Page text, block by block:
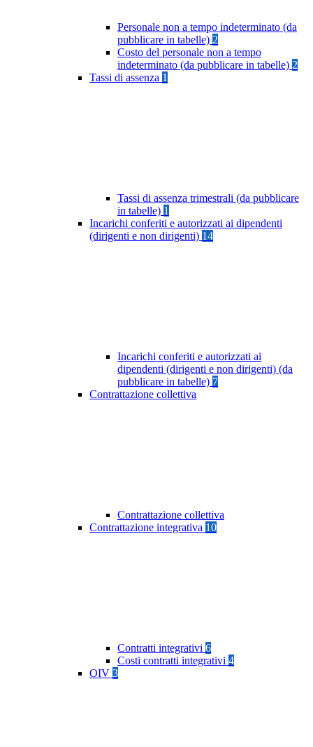
Personale non a tempo indeterminato (da
pubblicare in tabelle) 2
Costo del personale non a tempo
indeterminato (da pubblicare in tabelle) 2
Tassi di assenza 1
Tassi di assenza trimestrali (da pubblicare
in tabelle) 1
Incarichi conferiti e autorizzati ai dipendenti
(dirigenti e non dirigenti) 14
Incarichi conferiti e autorizzati ai
dipendenti (dirigenti e non dirigenti) (da
pubblicare in tabelle) 7
Contrattazione collettiva
Contrattazione collettiva
Contrattazione integrativa 10
Contratti integrativi 6
Costi contratti integrativi 4
OIV 3